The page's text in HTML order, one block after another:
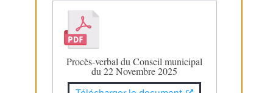
Procès-verbal du Conseil municipal
du 22 Novembre 2025